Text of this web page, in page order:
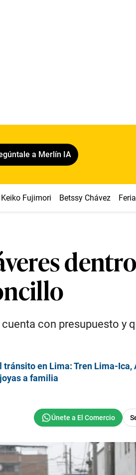
a Merlín IA
Keiko Fujimori Betssy Chávez
con presupuesto y
en Lima: Tren Lima-
a familia